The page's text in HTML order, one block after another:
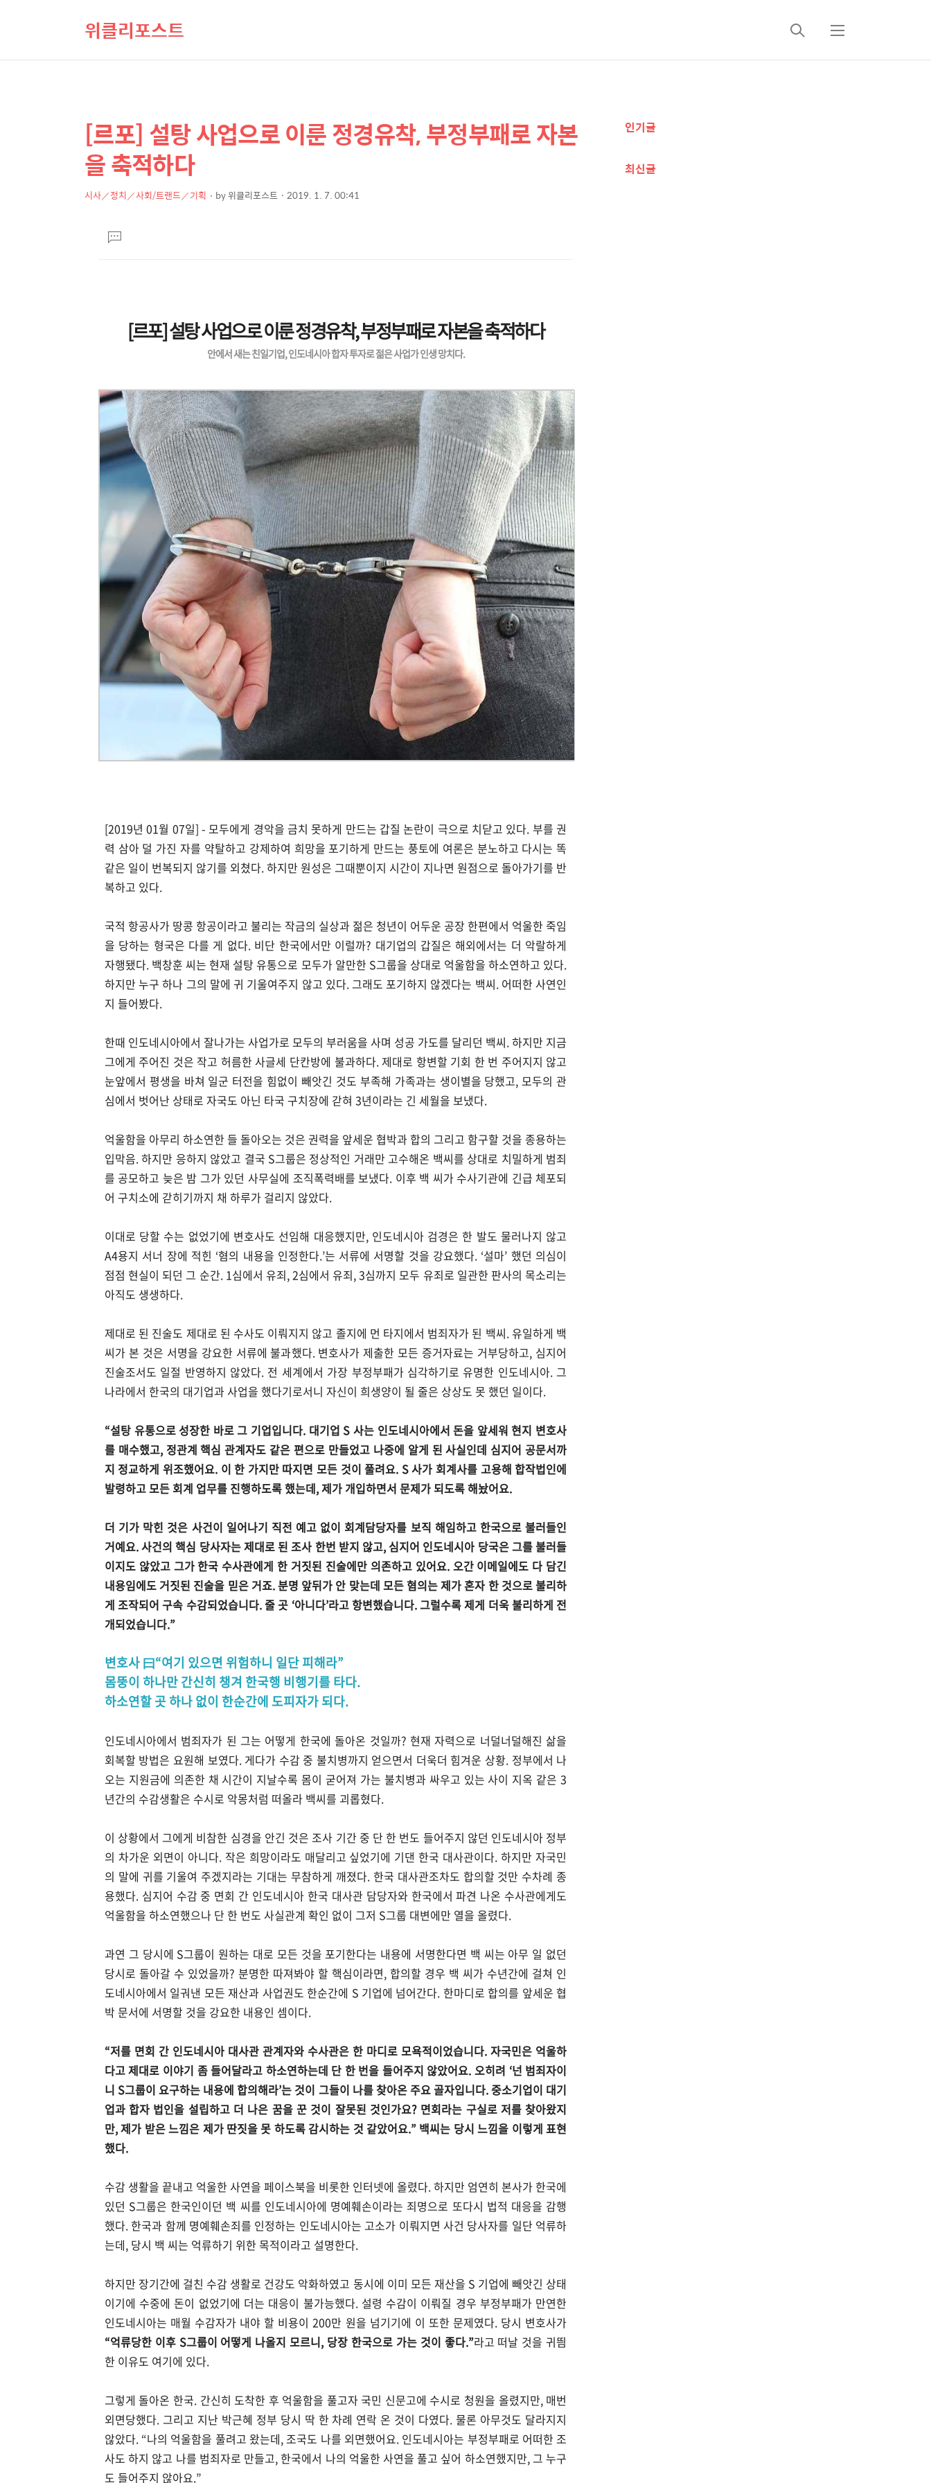
위클리포스트
검
메
상
세
컨
텐
본
문
제
목
[르포] 설탕 사업으로 이룬 정경유착, 부정부패로 자본
을 축적하다
시사／정치／사회/트랜드／기획 by위클리포스트 2019. 1. 7. 00:41
댓
글
[르포] 설탕 사업으로 이룬 정경유착, 부정부패로 자본을 축적하다
안에서 새는 친일기업, 인도네시아 합자 투자로 젊은 사업가 인생 망치다.
[2019년 01월 07일] - 모두에게 경악을 금치 못하게 만드는 갑질 논란이 극으로 치닫고 있다. 부를 권
력 삼아 덜 가진 자를 약탈하고 강제하여 희망을 포기하게 만드는 풍토에 여론은 분노하고 다시는 똑
같은 일이 번복되지 않기를 외쳤다. 하지만 원성은 그때뿐이지 시간이 지나면 원점으로 돌아가기를 반
복하고 있다.
국적 항공사가 땅콩 항공이라고 불리는 작금의 실상과 젊은 청년이 어두운 공장 한편에서 억울한 죽임
을 당하는 형국은 다를 게 없다. 비단 한국에서만 이럴까? 대기업의 갑질은 해외에서는 더 악랄하게
자행됐다. 백창훈 씨는 현재 설탕 유통으로 모두가 알만한 S그룹을 상대로 억울함을 하소연하고 있다.
하지만 누구 하나 그의 말에 귀 기울여주지 않고 있다. 그래도 포기하지 않겠다는 백씨. 어떠한 사연인
지 들어봤다.
한때 인도네시아에서 잘나가는 사업가로 모두의 부러움을 사며 성공 가도를 달리던 백씨. 하지만 지금
그에게 주어진 것은 작고 허름한 사글세 단칸방에 불과하다. 제대로 항변할 기회 한 번 주어지지 않고
눈앞에서 평생을 바쳐 일군 터전을 힘없이 빼앗긴 것도 부족해 가족과는 생이별을 당했고, 모두의 관
심에서 벗어난 상태로 자국도 아닌 타국 구치장에 갇혀 3년이라는 긴 세월을 보냈다.
억울함을 아무리 하소연한 들 돌아오는 것은 권력을 앞세운 협박과 합의 그리고 함구할 것을 종용하는
입막음. 하지만 응하지 않았고 결국 S그룹은 정상적인 거래만 고수해온 백씨를 상대로 치밀하게 범죄
를 공모하고 늦은 밤 그가 있던 사무실에 조직폭력배를 보냈다. 이후 백 씨가 수사기관에 긴급 체포되
어 구치소에 갇히기까지 채 하루가 걸리지 않았다.
이대로 당할 수는 없었기에 변호사도 선임해 대응했지만, 인도네시아 검경은 한 발도 물러나지 않고
A4용지 서너 장에 적힌 ‘혐의 내용을 인정한다.’는 서류에 서명할 것을 강요했다. ‘설마’ 했던 의심이
점점 현실이 되던 그 순간. 1심에서 유죄, 2심에서 유죄, 3심까지 모두 유죄로 일관한 판사의 목소리는
아직도 생생하다.
제대로 된 진술도 제대로 된 수사도 이뤄지지 않고 졸지에 먼 타지에서 범죄자가 된 백씨. 유일하게 백
씨가 본 것은 서명을 강요한 서류에 불과했다. 변호사가 제출한 모든 증거자료는 거부당하고, 심지어
진술조서도 일절 반영하지 않았다. 전 세계에서 가장 부정부패가 심각하기로 유명한 인도네시아. 그
나라에서 한국의 대기업과 사업을 했다기로서니 자신이 희생양이 될 줄은 상상도 못 했던 일이다.
“설탕 유통으로 성장한 바로 그 기업입니다. 대기업 S 사는 인도네시아에서 돈을 앞세워 현지 변호사
를 매수했고, 정관계 핵심 관계자도 같은 편으로 만들었고 나중에 알게 된 사실인데 심지어 공문서까
지 정교하게 위조했어요. 이 한 가지만 따지면 모든 것이 풀려요. S 사가 회계사를 고용해 합작법인에
발령하고 모든 회계 업무를 진행하도록 했는데, 제가 개입하면서 문제가 되도록 해놨어요.
더 기가 막힌 것은 사건이 일어나기 직전 예고 없이 회계담당자를 보직 해임하고 한국으로 불러들인
거예요. 사건의 핵심 당사자는 제대로 된 조사 한번 받지 않고, 심지어 인도네시아 당국은 그를 불러들
이지도 않았고 그가 한국 수사관에게 한 거짓된 진술에만 의존하고 있어요. 오간 이메일에도 다 담긴
내용임에도 거짓된 진술을 믿은 거죠. 분명 앞뒤가 안 맞는데 모든 혐의는 제가 혼자 한 것으로 불리하
게 조작되어 구속 수감되었습니다. 줄 곳 ‘아니다’라고 항변했습니다. 그럴수록 제게 더욱 불리하게 전
개되었습니다.”
변호사 曰“여기 있으면 위험하니 일단 피해라”
몸뚱이 하나만 간신히 챙겨 한국행 비행기를 타다.
하소연할 곳 하나 없이 한순간에 도피자가 되다.
인도네시아에서 범죄자가 된 그는 어떻게 한국에 돌아온 것일까? 현재 자력으로 너덜너덜해진 삶을
회복할 방법은 요원해 보였다. 게다가 수감 중 불치병까지 얻으면서 더욱더 힘겨운 상황. 정부에서 나
오는 지원금에 의존한 채 시간이 지날수록 몸이 굳어져 가는 불치병과 싸우고 있는 사이 지옥 같은 3
년간의 수감생활은 수시로 악몽처럼 떠올라 백씨를 괴롭혔다.
이 상황에서 그에게 비참한 심경을 안긴 것은 조사 기간 중 단 한 번도 들어주지 않던 인도네시아 정부
의 차가운 외면이 아니다. 작은 희망이라도 매달리고 싶었기에 기댄 한국 대사관이다. 하지만 자국민
의 말에 귀를 기울여 주겠지라는 기대는 무참하게 깨졌다. 한국 대사관조차도 합의할 것만 수차례 종
용했다. 심지어 수감 중 면회 간 인도네시아 한국 대사관 담당자와 한국에서 파견 나온 수사관에게도
억울함을 하소연했으나 단 한 번도 사실관계 확인 없이 그저 S그룹 대변에만 열을 올렸다.
과연 그 당시에 S그룹이 원하는 대로 모든 것을 포기한다는 내용에 서명한다면 백 씨는 아무 일 없던
당시로 돌아갈 수 있었을까? 분명한 따져봐야 할 핵심이라면, 합의할 경우 백 씨가 수년간에 걸쳐 인
도네시아에서 일궈낸 모든 재산과 사업권도 한순간에 S 기업에 넘어간다. 한마디로 합의를 앞세운 협
박 문서에 서명할 것을 강요한 내용인 셈이다.
“저를 면회 간 인도네시아 대사관 관계자와 수사관은 한 마디로 모욕적이었습니다. 자국민은 억울하
다고 제대로 이야기 좀 들어달라고 하소연하는데 단 한 번을 들어주지 않았어요. 오히려 ‘넌 범죄자이
니 S그룹이 요구하는 내용에 합의해라’는 것이 그들이 나를 찾아온 주요 골자입니다. 중소기업이 대기
업과 합자 법인을 설립하고 더 나은 꿈을 꾼 것이 잘못된 것인가요? 면회라는 구실로 저를 찾아왔지
만, 제가 받은 느낌은 제가 딴짓을 못 하도록 감시하는 것 같았어요.” 백씨는 당시 느낌을 이렇게 표현
했다.
수감 생활을 끝내고 억울한 사연을 페이스북을 비롯한 인터넷에 올렸다. 하지만 엄연히 본사가 한국에
있던 S그룹은 한국인이던 백 씨를 인도네시아에 명예훼손이라는 죄명으로 또다시 법적 대응을 감행
했다. 한국과 함께 명예훼손죄를 인정하는 인도네시아는 고소가 이뤄지면 사건 당사자를 일단 억류하
는데, 당시 백 씨는 억류하기 위한 목적이라고 설명한다.
하지만 장기간에 걸친 수감 생활로 건강도 악화하였고 동시에 이미 모든 재산을 S 기업에 빼앗긴 상태
이기에 수중에 돈이 없었기에 더는 대응이 불가능했다. 설령 수감이 이뤄질 경우 부정부패가 만연한
인도네시아는 매월 수감자가 내야 할 비용이 200만 원을 넘기기에 이 또한 문제였다. 당시 변호사가
“억류당한 이후 S그룹이 어떻게 나올지 모르니, 당장 한국으로 가는 것이 좋다.”라고 떠날 것을 귀띔
한 이유도 여기에 있다.
그렇게 돌아온 한국. 간신히 도착한 후 억울함을 풀고자 국민 신문고에 수시로 청원을 올렸지만, 매번
외면당했다. 그리고 지난 박근혜 정부 당시 딱 한 차례 연락 온 것이 다였다. 물론 아무것도 달라지지
않았다. “나의 억울함을 풀려고 왔는데, 조국도 나를 외면했어요. 인도네시아는 부정부패로 어떠한 조
사도 하지 않고 나를 범죄자로 만들고, 한국에서 나의 억울한 사연을 풀고 싶어 하소연했지만, 그 누구
도 들어주지 않아요.”
추
정
인기글
최신글